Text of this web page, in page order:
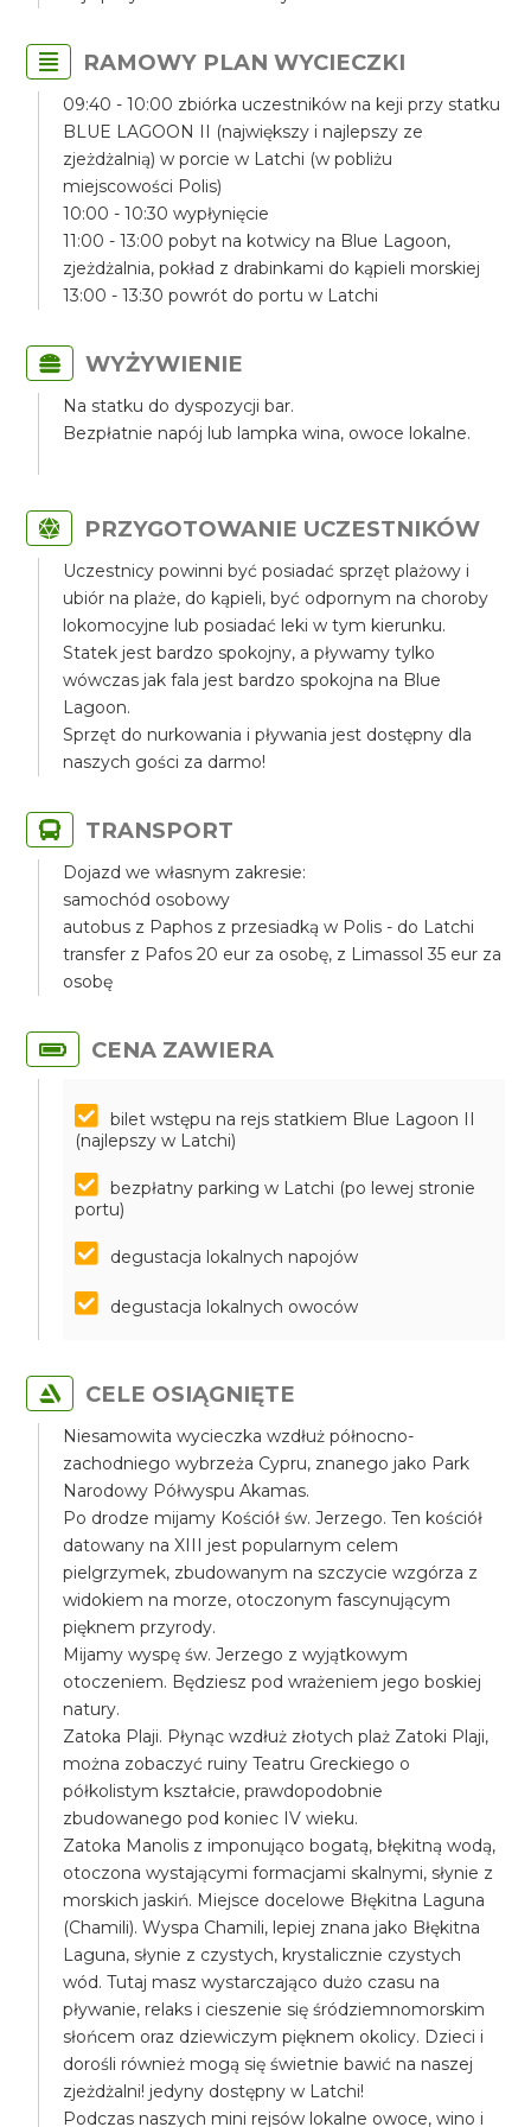
RAMOWY PLAN WYCIECZKI
09:40 - 10:00 zbiórka uczestników na keji przy statku
BLUE LAGOON II (największy i najlepszy ze
zjeżdżalnią) w porcie w Latchi (w pobliżu
miejscowości Polis)
10:00 - 10:30 wypłynięcie
11:00 - 13:00 pobyt na kotwicy na Blue Lagoon,
zjeżdżalnia, pokład z drabinkami do kąpieli morskiej
13:00 - 13:30 powrót do portu w Latchi
WYŻYWIENIE
Na statku do dyspozycji bar.
Bezpłatnie napój lub lampka wina, owoce lokalne.
PRZYGOTOWANIE UCZESTNIKÓW
Uczestnicy powinni być posiadać sprzęt plażowy i
ubiór na plaże, do kąpieli, być odpornym na choroby
lokomocyjne lub posiadać leki w tym kierunku.
Statek jest bardzo spokojny, a pływamy tylko
wówczas jak fala jest bardzo spokojna na Blue
Lagoon.
Sprzęt do nurkowania i pływania jest dostępny dla
naszych gości za darmo!
TRANSPORT
Dojazd we własnym zakresie:
samochód osobowy
autobus z Paphos z przesiadką w Polis - do Latchi
transfer z Pafos 20 eur za osobę, z Limassol 35 eur za
osobę
CENA ZAWIERA
bilet wstępu na rejs statkiem Blue Lagoon II
(najlepszy w Latchi)
bezpłatny parking w Latchi (po lewej stronie
portu)
degustacja lokalnych napojów
degustacja lokalnych owoców
CELE OSIĄGNIĘTE
Niesamowita wycieczka wzdłuż północno-
zachodniego wybrzeża Cypru, znanego jako Park
Narodowy Półwyspu Akamas.
Po drodze mijamy Kościół św. Jerzego. Ten kościół
datowany na XIII jest popularnym celem
pielgrzymek, zbudowanym na szczycie wzgórza z
widokiem na morze, otoczonym fascynującym
pięknem przyrody.
Mijamy wyspę św. Jerzego z wyjątkowym
otoczeniem. Będziesz pod wrażeniem jego boskiej
natury.
Zatoka Plaji. Płynąc wzdłuż złotych plaż Zatoki Plaji,
można zobaczyć ruiny Teatru Greckiego o
półkolistym kształcie, prawdopodobnie
zbudowanego pod koniec IV wieku.
Zatoka Manolis z imponująco bogatą, błękitną wodą,
otoczona wystającymi formacjami skalnymi, słynie z
morskich jaskiń. Miejsce docelowe Błękitna Laguna
(Chamili). Wyspa Chamili, lepiej znana jako Błękitna
Laguna, słynie z czystych, krystalicznie czystych
wód. Tutaj masz wystarczająco dużo czasu na
pływanie, relaks i cieszenie się śródziemnomorskim
słońcem oraz dziewiczym pięknem okolicy. Dzieci i
dorośli również mogą się świetnie bawić na naszej
zjeżdżalni! jedyny dostępny w Latchi!
Podczas naszych mini rejsów lokalne owoce, wino i